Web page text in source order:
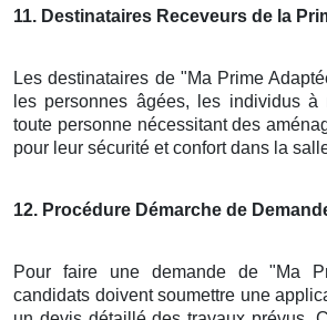
11. Destinataires Receveurs de la
Les destinataires de "Ma Prime
les personnes âgées, les individus à
toute personne nécessitant des
pour leur sécurité et confort dans la
12. Procédure Démarche de
Pour faire une demande de "Ma
candidats doivent soumettre une